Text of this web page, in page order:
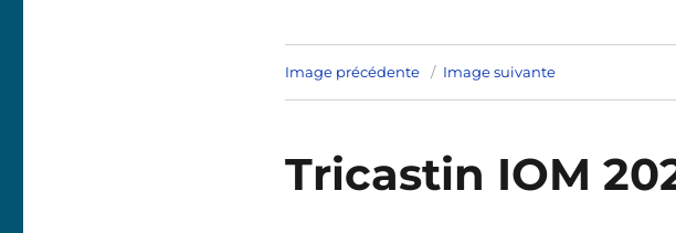
Image précédente Image suivante
Tricastin IOM